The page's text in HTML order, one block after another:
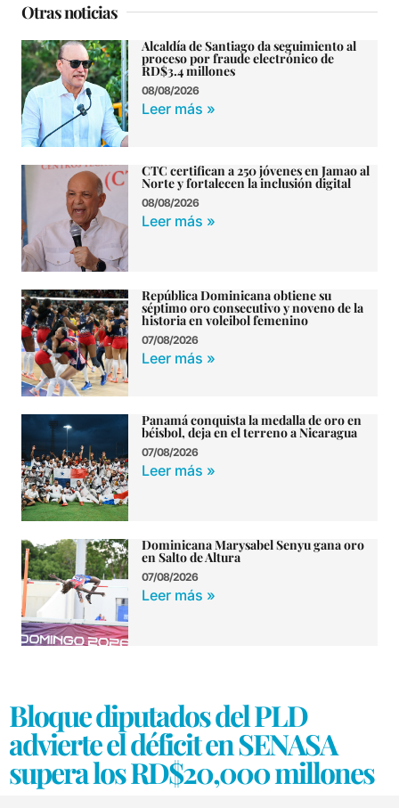
Otras noticias
Alcaldía de Santiago da seguimiento al
proceso por fraude electrónico de
RD$3.4 millones
08/08/2026
Leer más »
CTC certifican a 250 jóvenes en Jamao al
Norte y fortalecen la inclusión digital
08/08/2026
Leer más »
República Dominicana obtiene su
séptimo oro consecutivo y noveno de la
historia en voleibol femenino
07/08/2026
Leer más »
Panamá conquista la medalla de oro en
béisbol, deja en el terreno a Nicaragua
07/08/2026
Leer más »
Dominicana Marysabel Senyu gana oro
en Salto de Altura
07/08/2026
Leer más »
Bloque diputados del PLD
advierte el déficit en SENASA
supera los RD$20,000 millones